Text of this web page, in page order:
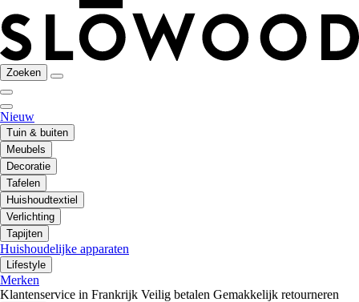
Zoeken
Nieuw
Tuin & buiten
Meubels
Decoratie
Tafelen
Huishoudtextiel
Verlichting
Tapijten
Huishoudelijke apparaten
Lifestyle
Merken
Klantenservice in Frankrijk Veilig betalen Gemakkelijk retourneren